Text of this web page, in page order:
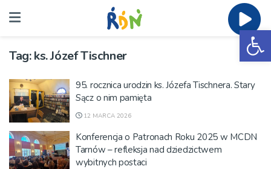
Tag:ks. Józef Tischner
95. rocznica urodzin ks. Józefa Tischnera. Stary
Sącz o nim pamięta
12 MARCA 2026
Konferencja o Patronach Roku 2025 w MCDN
Tarnów – refleksja nad dziedzictwem
wybitnych postaci